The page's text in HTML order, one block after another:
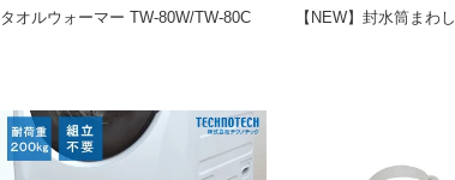
タオルウォーマー TW-80W/TW-80C 【NEW】封水筒まわし